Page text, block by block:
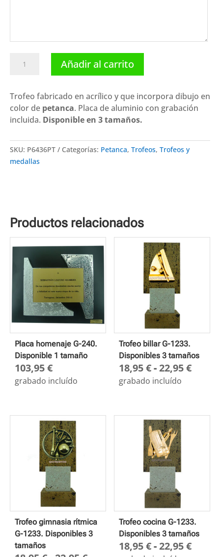
petanca
6436.
Disponibles
3
cantidad
Añadir al carrito
Trofeo fabricado en acrílico y que incorpora dibujo en
color de petanca. Placa de aluminio con grabación
incluida. Disponible en 3 tamaños.
SKU: P6436PT Categorías: Petanca, Trofeos, Trofeos y
medallas
Productos relacionados
Placa homenaje G-240.
Disponible 1 tamaño
103,95€
grabado incluído
Trofeo billar G-1233.
Disponibles 3 tamaños
18,95€-22,95€
18,95
grabado incluído
Trofeo gimnasia rítmica
G-1233. Disponibles 3
tamaños
Trofeo cocina G-1233.
Disponibles 3 tamaños
18,95€-22,95€